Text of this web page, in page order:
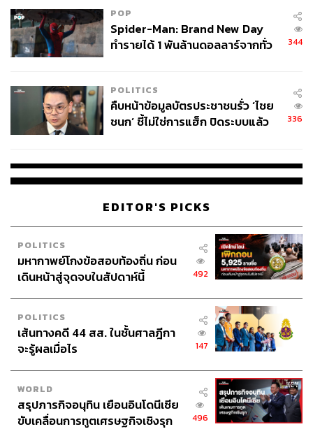
POP
Spider-Man: Brand New Day
ทำรายได้ 1 พันล้านดอลลาร์จากทั่ว
344
POLITICS
คืบหน้าข้อมูลบัตรประชาชนรั่ว ‘ไชย
ชนก’ ชี้ไม่ใช่การแฮ็ก ปิดระบบแล้ว
336
EDITOR'S PICKS
POLITICS
มหากาพย์โกงข้อสอบท้องถิ่น ก่อน
เดินหน้าสู่จุดจบในสัปดาห์นี้
492
POLITICS
เส้นทางคดี 44 สส. ในชั้นศาลฎีกา
จะรู้ผลเมื่อไร
147
WORLD
สรุปภารกิจอนุทิน เยือนอินโดนีเซีย
ขับเคลื่อนการทูตเศรษฐกิจเชิงรุก
496